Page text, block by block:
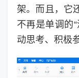
架。而且，它
不再是单调的
动思考、积极